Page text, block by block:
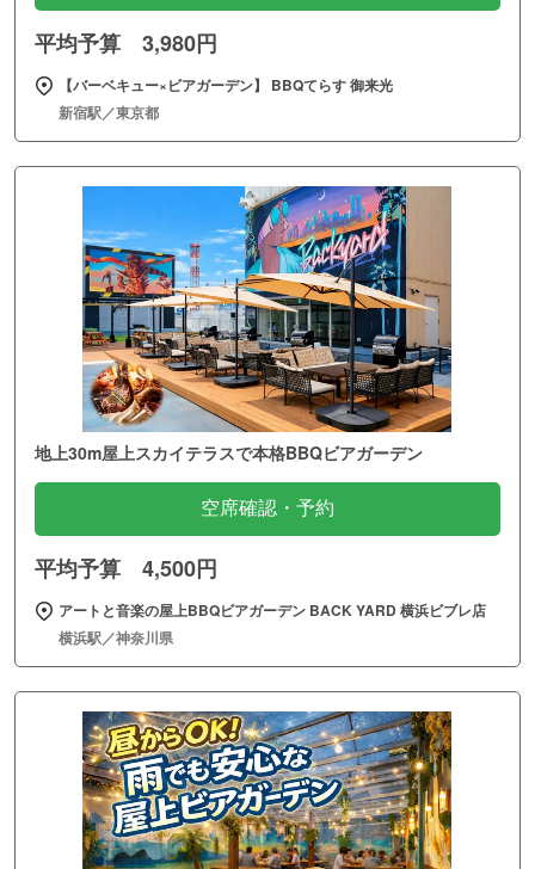
平均予算 3,980円
【バーベキュー×ビアガーデン】 BBQてらす 御来光
新宿駅／東京都
地上30m屋上スカイテラスで本格BBQビアガーデン
空席確認・予約
平均予算 4,500円
アートと音楽の屋上BBQビアガーデン BACK YARD 横浜ビブレ店
横浜駅／神奈川県